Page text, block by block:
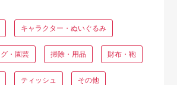
キャラクター・ぬいぐるみ
・園芸 掃除・用品 財布・鞄
ティッシュ その他